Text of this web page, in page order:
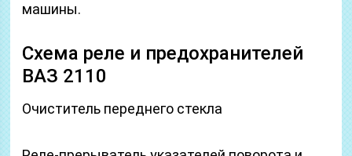
машины.
Схема реле и предохранителей
ВАЗ 2110
Очиститель переднего стекла